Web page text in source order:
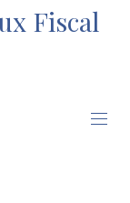
Fiscal